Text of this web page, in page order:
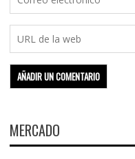
MERCADO